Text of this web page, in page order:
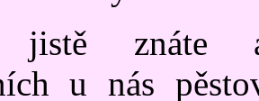
jistě znáte
u nás